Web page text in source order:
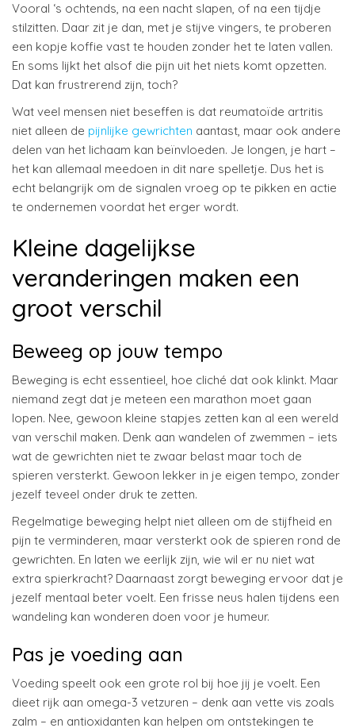
Vooral ‘s ochtends, na een nacht slapen, of na een tijdje
stilzitten. Daar zit je dan, met je stijve vingers, te proberen
een kopje koffie vast te houden zonder het te laten vallen.
En soms lijkt het alsof die pijn uit het niets komt opzetten.
Dat kan frustrerend zijn, toch?
Wat veel mensen niet beseffen is dat reumatoïde artritis
niet alleen de pijnlijke gewrichten aantast, maar ook andere
delen van het lichaam kan beïnvloeden. Je longen, je hart –
het kan allemaal meedoen in dit nare spelletje. Dus het is
echt belangrijk om de signalen vroeg op te pikken en actie
te ondernemen voordat het erger wordt.
Kleine dagelijkse
veranderingen maken een
groot verschil
Beweeg op jouw tempo
Beweging is echt essentieel, hoe cliché dat ook klinkt. Maar
niemand zegt dat je meteen een marathon moet gaan
lopen. Nee, gewoon kleine stapjes zetten kan al een wereld
van verschil maken. Denk aan wandelen of zwemmen – iets
wat de gewrichten niet te zwaar belast maar toch de
spieren versterkt. Gewoon lekker in je eigen tempo, zonder
jezelf teveel onder druk te zetten.
Regelmatige beweging helpt niet alleen om de stijfheid en
pijn te verminderen, maar versterkt ook de spieren rond de
gewrichten. En laten we eerlijk zijn, wie wil er nu niet wat
extra spierkracht? Daarnaast zorgt beweging ervoor dat je
jezelf mentaal beter voelt. Een frisse neus halen tijdens een
wandeling kan wonderen doen voor je humeur.
Pas je voeding aan
Voeding speelt ook een grote rol bij hoe jij je voelt. Een
dieet rijk aan omega-3 vetzuren – denk aan vette vis zoals
zalm – en antioxidanten kan helpen om ontstekingen te